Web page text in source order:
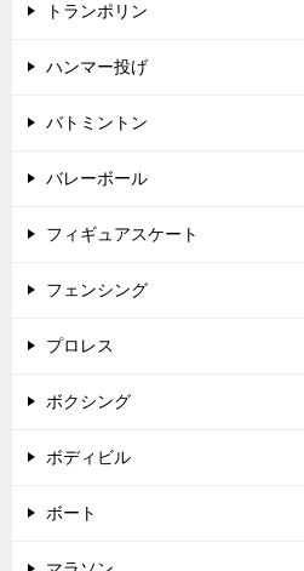
トランポリン
ハンマー投げ
バトミントン
バレーボール
フィギュアスケート
フェンシング
プロレス
ボクシング
ボディビル
ボート